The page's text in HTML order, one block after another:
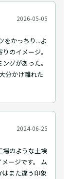
2026-05-05
をかっちり...よ
のイメージ。
グがあった。
分かけ離れた
2024-06-25
場のような土埃
ージです。 ム
また違う印象